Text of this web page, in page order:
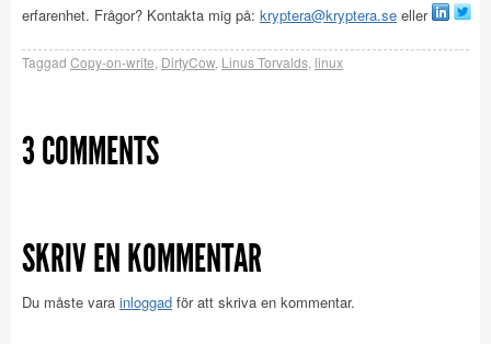
erfarenhet. Frågor? Kontakta mig på: kryptera@kryptera.se eller
Taggad Copy-on-write DirtyCow, Linus Torvalds linux
3 COMMENTS
SKRIV EN KOMMENTAR
Du måste vara inloggad för att skriva en kommentar.